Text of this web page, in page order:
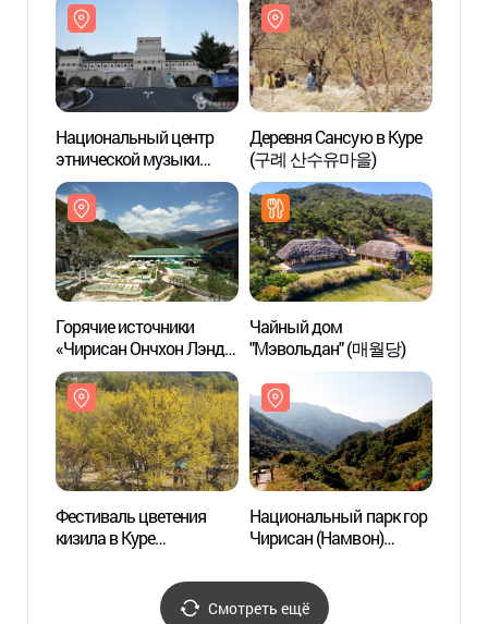
Национальный центр
этнической музыки
(국립민속국악원)
Деревня Сансую в Куре
(구례 산수유마을)
Горячие источники
«Чирисан Ончхон Лэнд»
(지리산온천랜드)
Чайный дом
"Мэвольдан" (매월당)
Фестиваль цветения
кизила в Куре
Национальный парк гор
Чирисан (Намвон)
Смотреть ещё